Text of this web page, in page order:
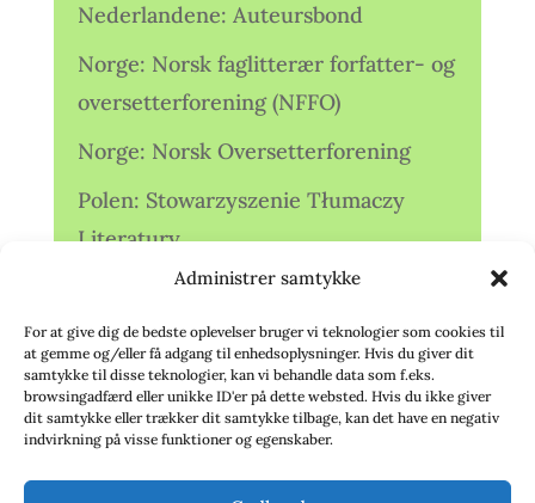
Administrer samtykke
For at give dig de bedste oplevelser bruger vi teknologier som cookies til
at gemme og/eller få adgang til enhedsoplysninger. Hvis du giver dit
samtykke til disse teknologier, kan vi behandle data som f.eks.
browsingadfærd eller unikke ID'er på dette websted. Hvis du ikke giver
dit samtykke eller trækker dit samtykke tilbage, kan det have en negativ
indvirkning på visse funktioner og egenskaber.
Nederlandene: Auteursbond
Norge: Norsk faglitterær forfatter- og
oversetterforening (NFFO)
Norge: Norsk Oversetterforening
Polen: Stowarzyszenie Tłumaczy
Literatury
Storbritannien: Translators
Association (TA)
Sverige: Översättarsektionen (Ö.)
Sverige: Översättarcentrum (ÖC)